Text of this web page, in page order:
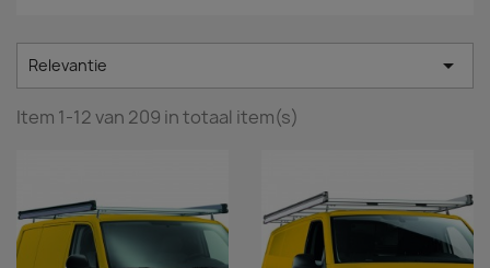
Relevantie 
Item 1-12 van 209 in totaal item(s)